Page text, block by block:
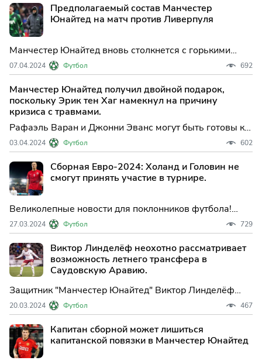
подписанию контракта с английским клубом.
Предполагаемый состав Манчестер
Юнайтед на матч против Ливерпуля
Манчестер Юнайтед вновь столкнется с горькими
соперниками Ливерпулем в повторе их эпической
битвы в четвертьфинале Кубка Англии всего три
недели назад.
07.04.2024 Футбол 692
Манчестер Юнайтед получил двойной подарок,
поскольку Эрик тен Хаг намекнул на причину
кризиса с травмами.
Рафаэль Варан и Джонни Эванс могут быть готовы к
поездке "Манчестер Юнайтед" на матч с "Челси",
поскольку Эрик тен Хаг заявил, что у него есть
представление о том, почему его команда переживает
кризис с травмами.
03.04.2024 Футбол 602
Сборная Евро-2024: Холанд и Головин не
смогут принять участие в турнире.
Великолепные новости для поклонников футбола!
Сборная России, а также другие команды, такие как
Швеция, Греция, Финляндия, Ирландия, и другие,
могли бы бороться за выход в плей-офф Евро-2024.
27.03.2024 Футбол 729
Виктор Линделёф неохотно рассматривает
возможность летнего трансфера в
Саудовскую Аравию.
Защитник "Манчестер Юнайтед" Виктор Линделёф
ответил на слухи о возможном переходе в
Саудовскую Аравию. Этим летом в "Манчестер
Юнайтед" ожидается много изменений, и Линделёф
может быть одним из игроков, которые будут проданы.
20.03.2024 Футбол 467
Капитан сборной может лишиться
капитанской повязки в Манчестер Юнайтед